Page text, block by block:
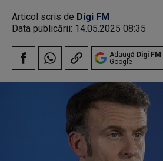
Articol scris de Digi FM
Data publicării: 14.05.2025 08:35
Adaugă Digi FM
Google